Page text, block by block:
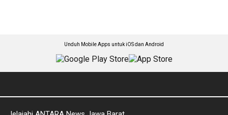
Unduh Mobile Apps untuk iOS dan Android